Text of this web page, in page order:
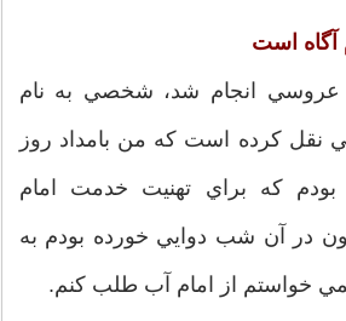
آگاه است
عروسي انجام شد، شخصي به نام
نقل كرده است كه من بامداد روز
كه براي تهنيت خدمت امام
در آن شب دوايي خورده بودم به
خواستم از امام آب طلب كنم.